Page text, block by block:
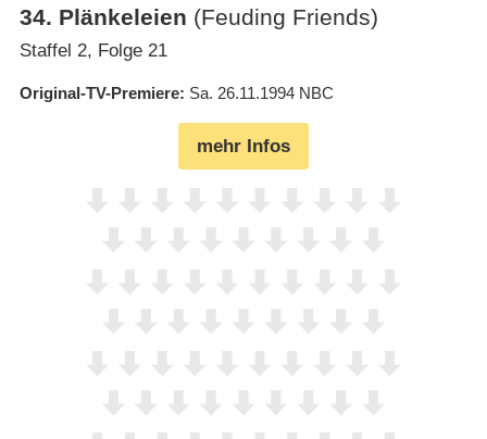
34. Plänkeleien (Feuding Friends)
Staffel 2, Folge 21
Original-TV-Premiere Sa. 26.11.1994 NBC
mehr Infos